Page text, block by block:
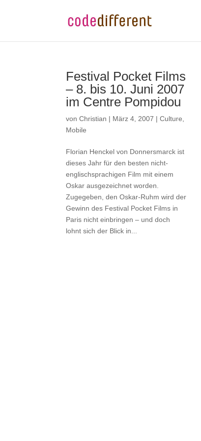
Festival Pocket Films
– 8. bis 10. Juni 2007
im Centre Pompidou
vonChristian | März 4, 2007 |Culture
Mobile
Florian Henckel von Donnersmarck ist
dieses Jahr für den besten nicht-
englischsprachigen Film mit einem
Oskar ausgezeichnet worden.
Zugegeben, den Oskar-Ruhm wird der
Gewinn des Festival Pocket Films in
Paris nicht einbringen – und doch
lohnt sich der Blick in...